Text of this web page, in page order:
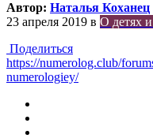
Автор: Наталья Коханец
23 апреля 2019 в О детях
Поделиться
https://numerolog.club/
numerologiey/